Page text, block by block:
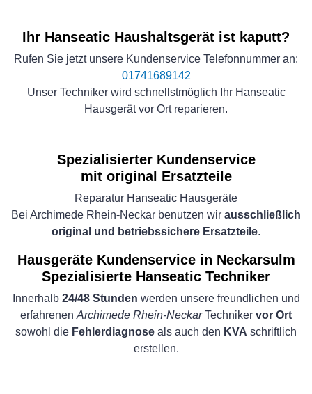
Ihr Hanseatic Haushaltsgerät ist kaputt?
Rufen Sie jetzt unsere Kundenservice Telefonnummer an:
01741689142
Unser Techniker wird schnellstmöglich Ihr Hanseatic
Hausgerät vor Ort reparieren.
Spezialisierter Kundenservice
mit original Ersatzteile
Reparatur Hanseatic Hausgeräte
Bei Archimede Rhein-Neckar benutzen wir ausschließlich
original und betriebssichere Ersatzteile.
Hausgeräte Kundenservice in Neckarsulm
Spezialisierte Hanseatic Techniker
Innerhalb 24/48 Stunden werden unsere freundlichen und
erfahrenen Archimede Rhein-NeckarTechniker vor Ort
sowohl die Fehlerdiagnose als auch den KVA schriftlich
erstellen.